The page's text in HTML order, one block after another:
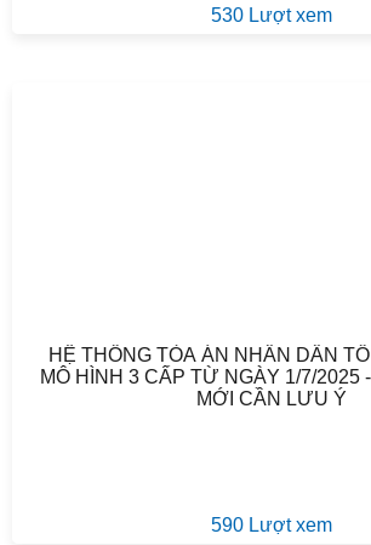
530 Lượt xem
HỆ THỐNG TÒA ÁN NHÂN DÂN
MÔ HÌNH 3 CẤP TỪ NGÀY 1/7/2025
MỚI CẦN LƯU Ý
590 Lượt xem